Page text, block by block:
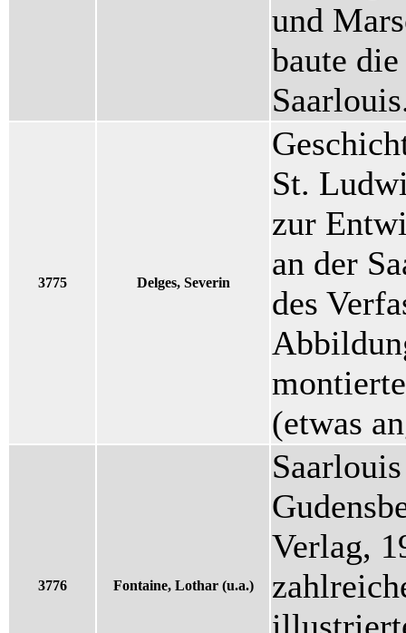
und
baute
3775 Delges, Severin
St.
zur
an der
des
(etwas
3776 Fontaine, Lothar (u.a.)
Verlag,